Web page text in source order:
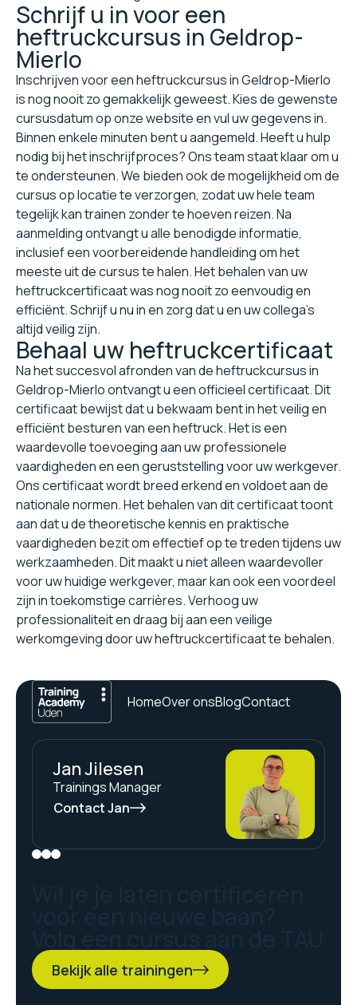
Schrijf u in voor een
heftruckcursus in Geldrop-
Mierlo
Inschrijven voor een heftruckcursus in Geldrop-Mierlo
is nog nooit zo gemakkelijk geweest. Kies de gewenste
cursusdatum op onze website en vul uw gegevens in.
Binnen enkele minuten bent u aangemeld. Heeft u hulp
nodig bij het inschrijfproces? Ons team staat klaar om u
te ondersteunen. We bieden ook de mogelijkheid om de
cursus op locatie te verzorgen, zodat uw hele team
tegelijk kan trainen zonder te hoeven reizen. Na
aanmelding ontvangt u alle benodigde informatie,
inclusief een voorbereidende handleiding om het
meeste uit de cursus te halen. Het behalen van uw
heftruckcertificaat was nog nooit zo eenvoudig en
efficiënt. Schrijf u nu in en zorg dat u en uw collega's
altijd veilig zijn.
Behaal uw heftruckcertificaat
Na het succesvol afronden van de heftruckcursus in
Geldrop-Mierlo ontvangt u een officieel certificaat. Dit
certificaat bewijst dat u bekwaam bent in het veilig en
efficiënt besturen van een heftruck. Het is een
waardevolle toevoeging aan uw professionele
vaardigheden en een geruststelling voor uw werkgever.
Ons certificaat wordt breed erkend en voldoet aan de
nationale normen. Het behalen van dit certificaat toont
aan dat u de theoretische kennis en praktische
vaardigheden bezit om effectief op te treden tijdens uw
werkzaamheden. Dit maakt u niet alleen waardevoller
voor uw huidige werkgever, maar kan ook een voordeel
zijn in toekomstige carrières. Verhoog uw
professionaliteit en draag bij aan een veilige
werkomgeving door uw heftruckcertificaat te behalen.
HomeOver onsBlogContact
Jan Jilesen
Trainings Manager
Contact Jan
Bekijk alle trainingen